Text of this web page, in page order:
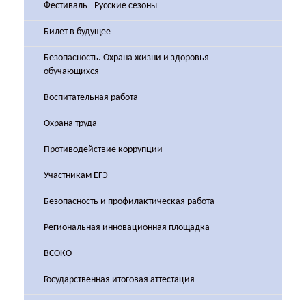
Фестиваль - Русские сезоны
Билет в будущее
Безопасность. Охрана жизни и здоровья
обучающихся
Воспитательная работа
Охрана труда
Противодействие коррупции
Участникам ЕГЭ
Безопасность и профилактическая работа
Региональная инновационная площадка
ВСОКО
Государственная итоговая аттестация